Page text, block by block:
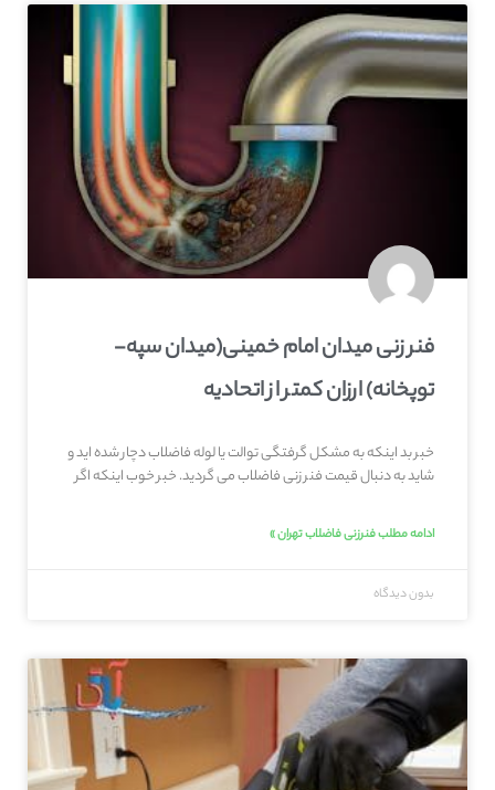
فنر زنی میدان امام خمینی(میدان سپه-
توپخانه) ارزان کمتر از اتحادیه
خبر بد اینکه به مشکل گرفتگی توالت یا لوله فاضلاب دچار شده اید و
شاید به دنبال قیمت فنر زنی فاضلاب می گردید. خبر خوب اینکه اگر
ادامه مطلب فنرزنی فاضلاب تهران »
بدون دیدگاه